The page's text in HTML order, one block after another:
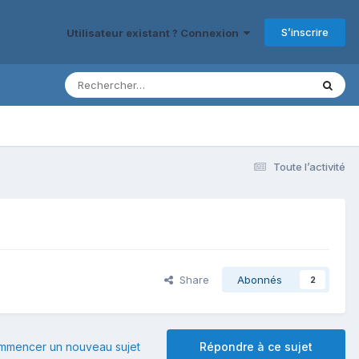
Utilisateur existant ? Connexion S’inscrire
Toute l’activité
Share Abonnés 2
Répondre à ce sujet
un nouveau sujet